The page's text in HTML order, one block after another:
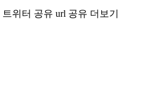
트위터 공유 url 공유 더보기